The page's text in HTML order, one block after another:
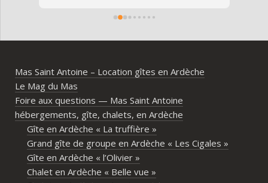
domaine est superbe, très bien
différents gîtes permettent à chacun
d’avoir son espace tout en gardant un
vrai lieu de rassemblement pour
partager les repas et les activités.Un
immense merci également aux
propriétaires pour leur disponibilité, leur
écoute et leur gentillesse tout au long de
l’organisation. Nous avons été très bien
Mas Saint Antoine – Location gîtes en Ardèche
Le Mag du Mas
Foire aux questions — Mas Saint Antoine
hébergements, gîte, chalets, en Ardèche
Gîte en Ardèche « La truffière »
Grand gîte de groupe en Ardèche « Les Cigales »
Gîte en Ardèche « l’Olivier »
Chalet en Ardèche « Belle vue »